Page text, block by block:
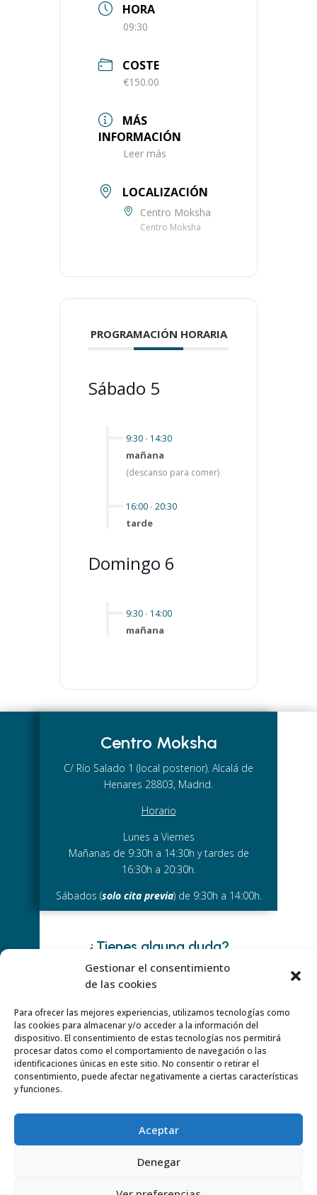
Gestionar el consentimiento
de las cookies
Para ofrecer las mejores experiencias, utilizamos tecnologías como
las cookies para almacenar y/o acceder a la información del
dispositivo. El consentimiento de estas tecnologías nos permitirá
procesar datos como el comportamiento de navegación o las
identificaciones únicas en este sitio. No consentir o retirar el
consentimiento, puede afectar negativamente a ciertas características
y funciones.
Aceptar
Denegar
HORA
09:30
COSTE
€150.00
MÁS
INFORMACIÓN
Leer más
LOCALIZACIÓN
Centro Moksha
Centro Moksha
PROGRAMACIÓN HORARIA
Sábado 5
9:30- 14:30
mañana
(descanso para comer)
16:00-20:30
tarde
Domingo 6
9:30- 14:00
mañana
Centro Moksha
C/ Río Salado 1 (local posterior). Alcalá de
Henares 28803, Madrid.
Horario
Lunes a Viernes
Mañanas de 9:30h a 14:30h y tardes de
16:30h a 20:30h.
Sábados (solo cita previa) de 9:30h a 14:00h.
¿Tienes alguna duda?
WHATSAPP
O ESCRIBE
info@centromoksha.com
AVISO LEGAL